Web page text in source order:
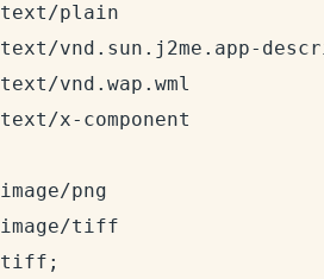
text/plain
text/vnd.sun.j2me.app-
text/vnd.wap.wml
text/x-component
image/png
image/tiff
tiff;